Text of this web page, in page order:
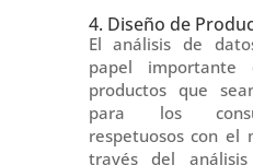
4. Diseño de
El análisis de
papel
productos que
para los
respetuosos con el
través del